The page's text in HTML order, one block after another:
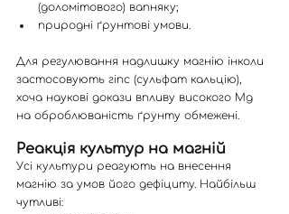
(доломітового) вапняку;
природні ґрунтові умови.
Для регулювання надлишку магнію інколи
застосовують гіпс (сульфат кальцію),
хоча наукові докази впливу високого Mg
на оброблюваність ґрунту обмежені.
Реакція культур на магній
Усі культури реагують на внесення
магнію за умов його дефіциту. Найбільш
чутливі: